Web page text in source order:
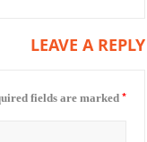
LEAVE A REPLY
fields are marked *